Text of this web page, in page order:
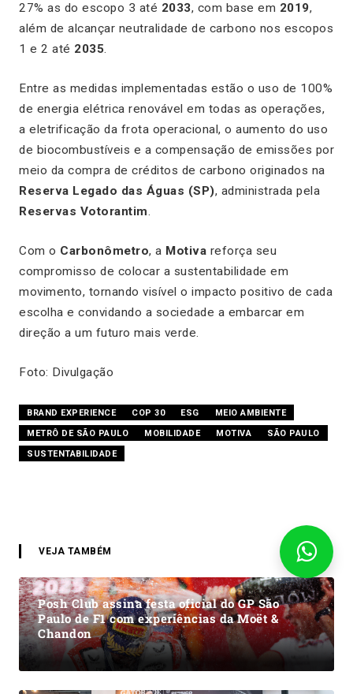
27% as do escopo 3 até 2033, com base em 2019,
além de alcançar neutralidade de carbono nos escopos
1 e 2 até 2035.
Entre as medidas implementadas estão o uso de 100%
de energia elétrica renovável em todas as operações,
a eletrificação da frota operacional, o aumento do uso
de biocombustíveis e a compensação de emissões por
meio da compra de créditos de carbono originados na
Reserva Legado das Águas (SP), administrada pela
Reservas Votorantim.
Com o Carbonômetro, a Motiva reforça seu
compromisso de colocar a sustentabilidade em
movimento, tornando visível o impacto positivo de cada
escolha e convidando a sociedade a embarcar em
direção a um futuro mais verde.
Foto: Divulgação
BRAND EXPERIENCE COP 30 ESG
MEIO AMBIENTE
METRÔ DE SÃO PAULO
MOBILIDADE MOTIVA
SÃO PAULO
SUSTENTABILIDADE
VEJA TAMBÉM
Posh Club assina festa oficial do GP São
Paulo de F1 com experiências da Moët &
Chandon